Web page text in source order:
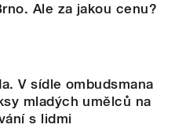
Ale za jakou cenu?
V sídle ombudsmana
mladých umělců na
s lidmi